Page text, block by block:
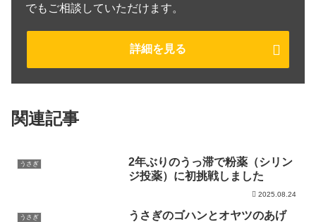
でもご相談していただけます。
詳細を見る
関連記事
うさぎ
2年ぶりのうっ滞で粉薬（シリン
ジ投薬）に初挑戦しました
2025.08.24
うさぎ
うさぎのゴハンとオヤツのあげ